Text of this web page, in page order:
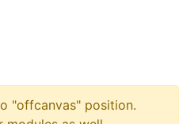
"offcanvas" position.